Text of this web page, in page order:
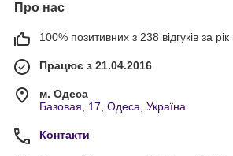
Про нас
100% позитивних з 238 відгуків за рік
Працює з 21.04.2016
м. Одеса
Базовая, 17, Одеса, Україна
Контакти